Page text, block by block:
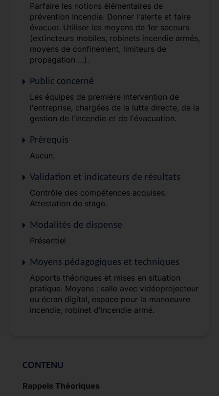
Parfaire les notions élémentaires de
prévention Incendie. Donner l'alerte et faire
évacuer. Utiliser les moyens de 1er secours
(extincteurs mobiles, robinets incendie armés,
moyens de confinement, limiteurs de
propagation …).
Public concerné
Les équipes de première intervention de
l'entreprise, chargées de la lutte directe, de la
gestion de l'incendie et de l'évacuation.
Prérequis
Aucun.
Validation et indicateurs de résultats
Contrôle des compétences acquises.
Attestation de stage.
Modalités de dispense
Présentiel
Moyens pédagogiques et techniques
Apports théoriques et mises en situation
pratique. Moyens : salle avec vidéoprojecteur
ou écran digital, espace pour la manoeuvre
incendie, robinet d'incendie armé.
CONTENU
Rappels Théoriques